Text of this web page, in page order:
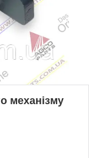
механізму